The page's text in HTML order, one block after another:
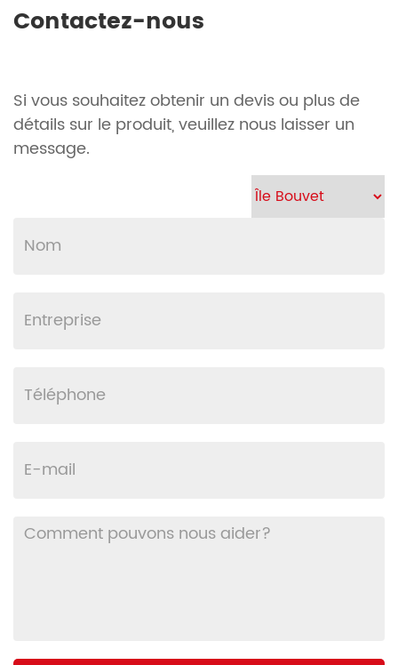
Contactez-nous
Si vous souhaitez obtenir un devis ou plus de
détails sur le produit, veuillez nous laisser un
message.